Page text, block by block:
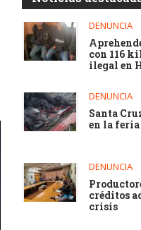
DENUNCIA
con 116
ilegal en
DENUNCIA
Santa
en la
DENUNCIA
créditos
crisis